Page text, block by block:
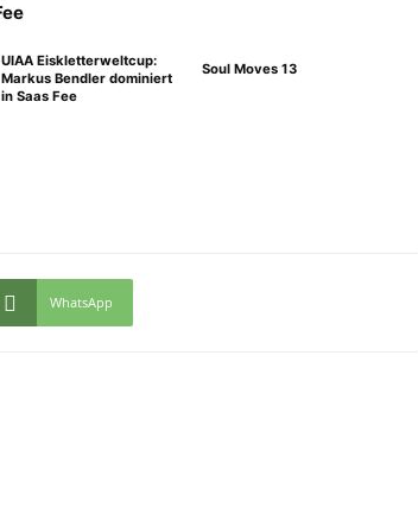
UIAA Eiskletterweltcup:
Markus Bendler dominiert
in Saas Fee
Soul Moves 13
WhatsApp